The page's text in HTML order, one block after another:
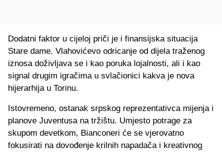
Dodatni faktor u cijeloj priči je i finansijska situacija
Stare dame. Vlahovićevo odricanje od dijela traženog
iznosa doživljava se i kao poruka lojalnosti, ali i kao
signal drugim igračima u svlačionici kakva je nova
hijerarhija u Torinu.
Istovremeno, ostanak srpskog reprezentativca mijenja i
planove Juventusa na tržištu. Umjesto potrage za
skupom devetkom, Bianconeri će se vjerovatno
fokusirati na dovođenje krilnih napadača i kreativnog